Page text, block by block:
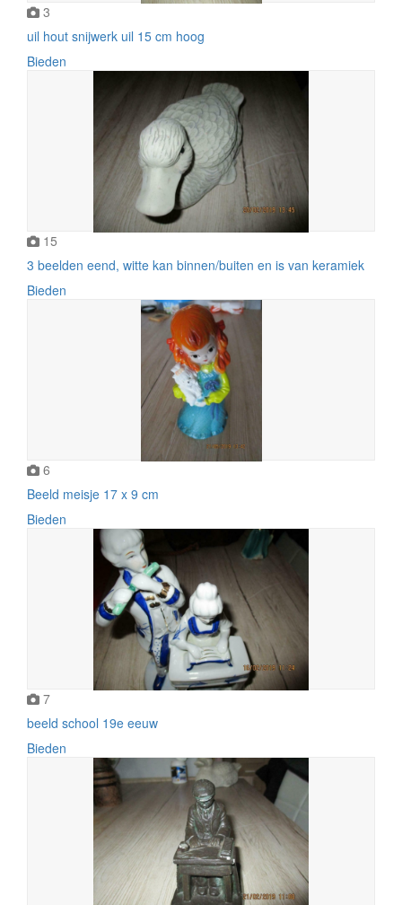
3
uil hout snijwerk uil 15 cm hoog
Bieden
15
3 beelden eend, witte kan binnen/buiten en is van keramiek
Bieden
6
Beeld meisje 17 x 9 cm
Bieden
7
beeld school 19e eeuw
Bieden